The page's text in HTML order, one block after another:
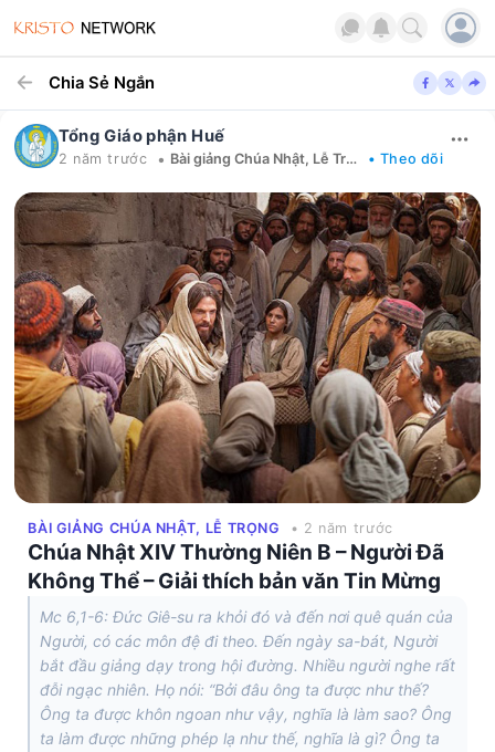
Chia Sẻ Ngắn
Tổng Giáo phận Huế
2 năm trước • Bài giảng Chúa Nhật, Lễ Trọng • Theo dõi
BÀI GIẢNG CHÚA NHẬT, LỄ TRỌNG • 2 năm trước
Chúa Nhật XIV Thường Niên B – Người Đã
Không Thể – Giải thích bản văn Tin Mừng
Mc 6,1-6: Đức Giê-su ra khỏi đó và đến nơi quê quán của
Người, có các môn đệ đi theo. Đến ngày sa-bát, Người
bắt đầu giảng dạy trong hội đường. Nhiều người nghe rất
đỗi ngạc nhiên. Họ nói: “Bởi đâu ông ta được như thế?
Ông ta được khôn ngoan như vậy, nghĩa là làm sao? Ông
ta làm được những phép lạ như thế, nghĩa là gì? Ông ta